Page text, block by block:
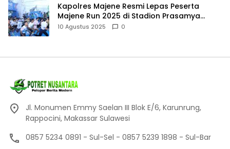
Kapolres Majene Resmi Lepas Peserta
Majene Run 2025 di Stadion Prasamya
Mandar
10 Agustus 2025 0
Jl. Monumen Emmy Saelan III Blok E/6, Karunrung,
Rappocini, Makassar Sulawesi
0857 5234 0891 - Sul-Sel - 0857 5239 1898 - Sul-Bar